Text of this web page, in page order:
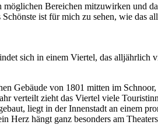
Bereichen mitzuwirken und
ist für mich zu sehen, wie das
sich in einem Viertel, das alljährlich
Gebäude von 1801 mitten im Schnoor,
verteilt zieht das Viertel viele
liegt in der Innenstadt an einem
Herz hängt ganz besonders am